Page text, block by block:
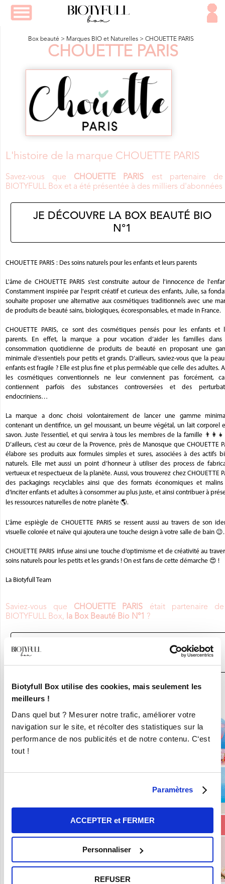
Biotyfull Box utilise des cookies, mais seulement les
meilleurs !
Dans quel but ? Mesurer notre trafic, améliorer votre
navigation sur le site, et récolter des statistiques sur la
performance de nos publicités et de notre contenu. C‘est
tout !
Paramètres
ACCEPTER et FERMER
Personnaliser
REFUSER
Box beauté > Marques BIO et Naturelles > CHOUETTE PARIS
CHOUETTE PARIS
L'histoire de la marque CHOUETTE PARIS
Savez-vous que CHOUETTE PARIS est partenaire
BIOTYFULL Box et a été présentée à des milliers d'abonnées
JE DÉCOUVRE LA BOX BEAUTÉ BIO
N°1
CHOUETTE PARIS : Des soins naturels pour les enfants et leurs parents
L'âme de CHOUETTE PARIS s’est construite autour de l'innocence de
Constamment inspirée par l'esprit créatif et curieux des enfants, Julie, sa
souhaite proposer une alternative aux cosmétiques traditionnels avec une
de produits de beauté sains, biologiques, écoresponsables, et made in France.
CHOUETTE PARIS, ce sont des cosmétiques pensés pour les enfants et
parents. En effet, la marque a pour vocation d’aider les familles dans
consommation quotidienne de produits de beauté en proposant une
minimale d’essentiels pour petits et grands. D’ailleurs, saviez-vous que la
enfants est fragile ? Elle est plus fine et plus perméable que celle des adultes.
les cosmétiques conventionnels ne leur conviennent pas forcément,
contiennent parfois des substances controversées et des
endocriniens…
La marque a donc choisi volontairement de lancer une gamme
contenant un dentifrice, un gel moussant, un beurre végétal, un lait corporel
savon. Juste l’essentiel, et qui servira à tous les membres de la famille
D’ailleurs, c’est au cœur de la Provence, près de Manosque que CHOUETTE
élabore ses produits aux formules simples et sures, associées à des actifs
naturels. Elle met aussi un point d’honneur à utiliser des process de
vertueux et respectueux de la planète. Aussi, vous trouverez chez CHOUETTE
des packagings recyclables ainsi que des formats économiques et malins
d’inciter enfants et adultes à consommer au plus juste, et ainsi contribuer à
les ressources naturelles de notre planète 🌎.
L’âme espiègle de CHOUETTE PARIS se ressent aussi au travers de son
visuelle colorée et naïve qui ajoutera une touche design à votre salle de bain 😉.
CHOUETTE PARIS infuse ainsi une touche d’optimisme et de créativité au
soins naturels pour les petits et les grands ! On est fans de cette démarche 😍 !
La Biotyfull Team
Saviez-vous que CHOUETTE PARIS était partenaire
BIOTYFULL Box,
la Box Beauté Bio N°1 ?
JE DÉCOUVRE LA BOX BEAUTÉ BIO
En ce moment :
Craquez pour vos 8 Nouvelles Box pour 9,90€ seulement !